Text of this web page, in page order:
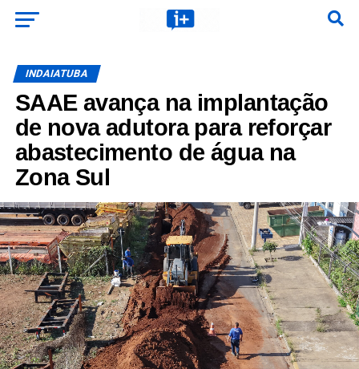
INDAIATUBA
SAAE avança na implantação
de nova adutora para reforçar
abastecimento de água na
Zona Sul